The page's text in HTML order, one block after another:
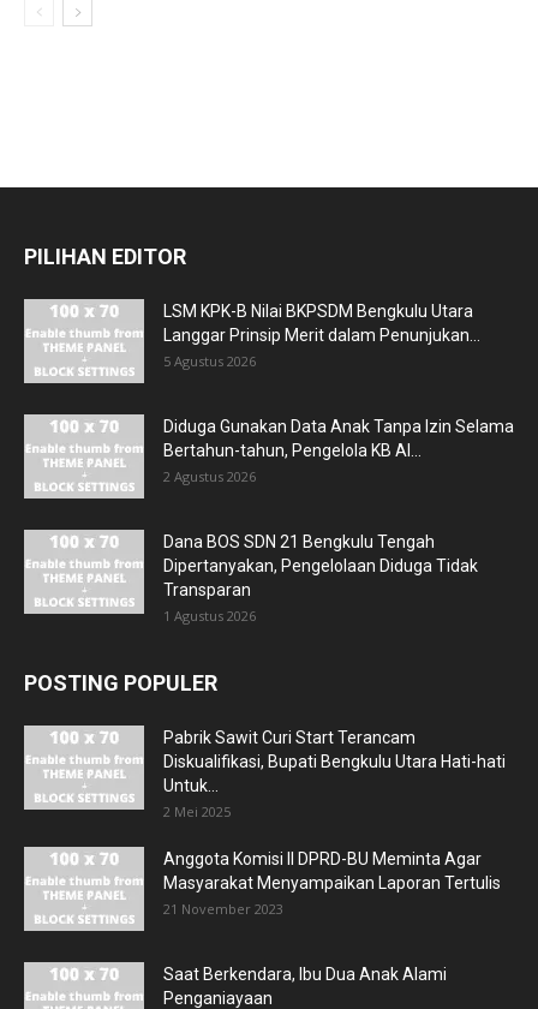
PILIHAN EDITOR
LSM KPK-B Nilai BKPSDM Bengkulu Utara
Langgar Prinsip Merit dalam Penunjukan...
5 Agustus 2026
Diduga Gunakan Data Anak Tanpa Izin Selama
Bertahun-tahun, Pengelola KB Al...
2 Agustus 2026
Dana BOS SDN 21 Bengkulu Tengah
Dipertanyakan, Pengelolaan Diduga Tidak
Transparan
1 Agustus 2026
POSTING POPULER
Pabrik Sawit Curi Start Terancam
Diskualifikasi, Bupati Bengkulu Utara Hati-hati
Untuk...
2 Mei 2025
Anggota Komisi II DPRD-BU Meminta Agar
Masyarakat Menyampaikan Laporan Tertulis
21 November 2023
Saat Berkendara, Ibu Dua Anak Alami
Penganiayaan